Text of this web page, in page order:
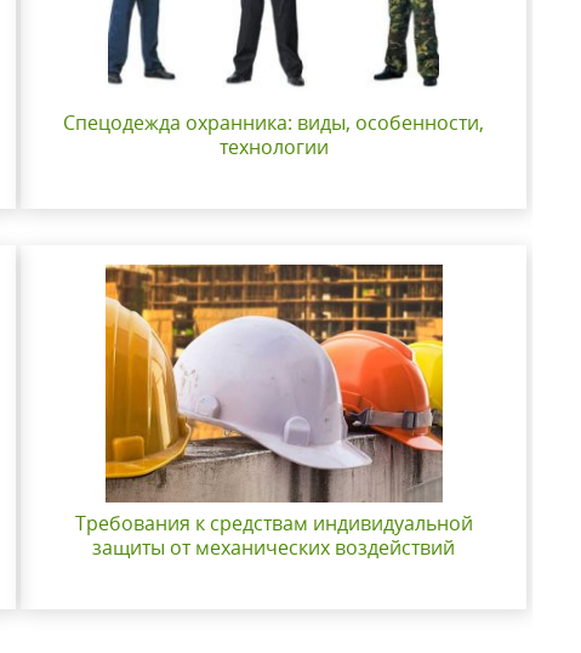
Спецодежда охранника: виды, особенности,
технологии
Требования к средствам индивидуальной
защиты от механических воздействий